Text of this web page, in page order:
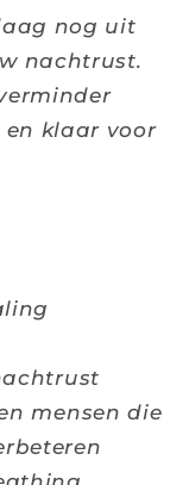
nog uit
nachtrust.
klaar voor
mensen die